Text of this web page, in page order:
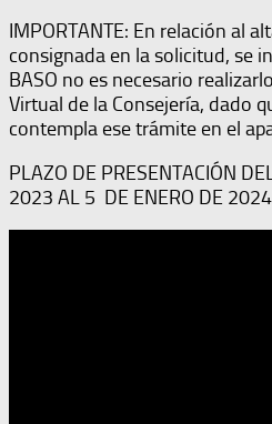
IMPORTANTE: En relación al
consignada en la solicitud, se
BASO no es necesario
Virtual de la Consejería, dado
contempla ese trámite en el
PLAZO DE PRESENTACIÓN
2023 AL 5 DE ENERO DE 2024